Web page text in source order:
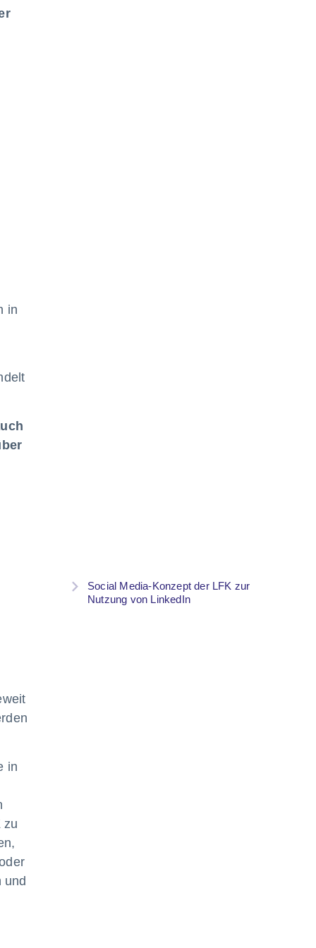
in
in
zu
und
Social Media-Konzept der LFK zur
Nutzung von LinkedIn